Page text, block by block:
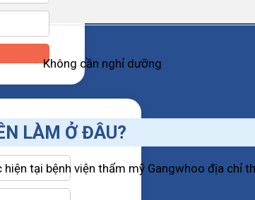
Không cần nghỉ dưỡng
LÀM Ở ĐÂU?
tại bệnh viện thẩm mỹ Gangwhoo địa chỉ